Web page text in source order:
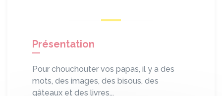
Présentation
Pour chouchouter vos papas, il y a des
mots, des images, des bisous, des
gâteaux et des livres...